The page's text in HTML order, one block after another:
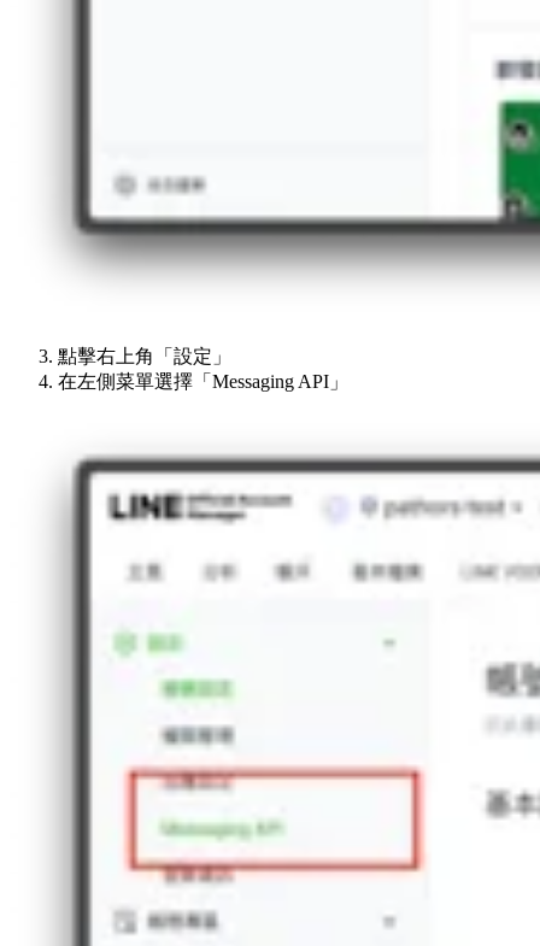
點擊右上角「設定」
在左側菜單選擇「Messaging API」